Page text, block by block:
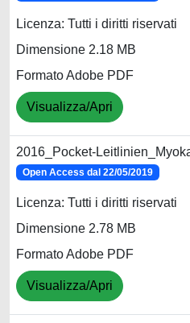
Licenza: Tutti i diritti riservati
Dimensione 2.18 MB
Formato Adobe PDF
Visualizza/Apri
2016_Pocket-
Open Access dal 22/05/2019
Licenza: Tutti i diritti riservati
Dimensione 2.78 MB
Formato Adobe PDF
Visualizza/Apri